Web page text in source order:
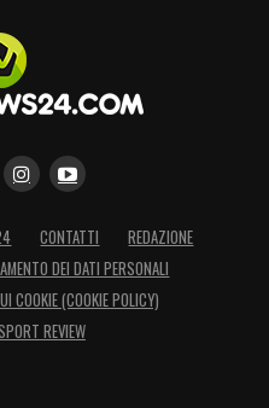
CONTATTI
REDAZIONE
DEI DATI PERSONALI
COOKIE (COOKIE POLICY)
REVIEW